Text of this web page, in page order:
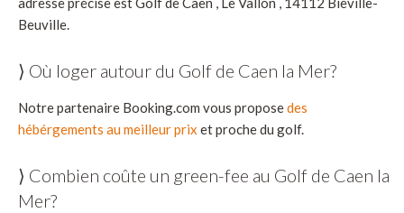
Beuville.
⟩ Où loger autour du Golf de Caen la Mer?
Notre partenaire Booking.com vous proposedes
hébérgements au meilleur prix et proche du golf.
⟩ Combien coûte un green-fee au Golf de Caen la
Mer?